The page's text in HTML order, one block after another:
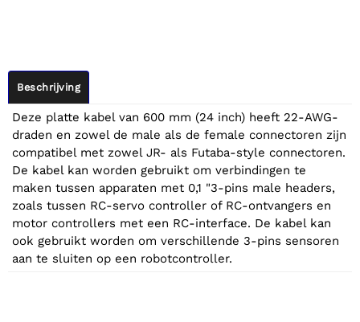
Beschrijving
Deze platte kabel van 600 mm (24 inch) heeft 22-AWG-
draden en zowel de male als de female connectoren zijn
compatibel met zowel JR- als Futaba-style connectoren.
De kabel kan worden gebruikt om verbindingen te
maken tussen apparaten met 0,1 "3-pins male headers,
zoals tussen RC-servo controller of RC-ontvangers en
motor controllers met een RC-interface. De kabel kan
ook gebruikt worden om verschillende 3-pins sensoren
aan te sluiten op een robotcontroller.